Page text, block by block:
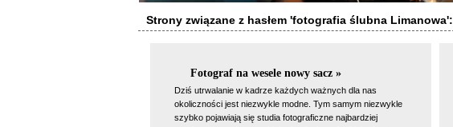
Strony związane z hasłem 'fotografia ślubna Limanowa':
Fotograf na wesele nowy sacz »
Dziś utrwalanie w kadrze każdych ważnych dla nas
okoliczności jest niezwykle modne. Tym samym niezwykle
szybko pojawiają się studia fotograficzne najbardziej